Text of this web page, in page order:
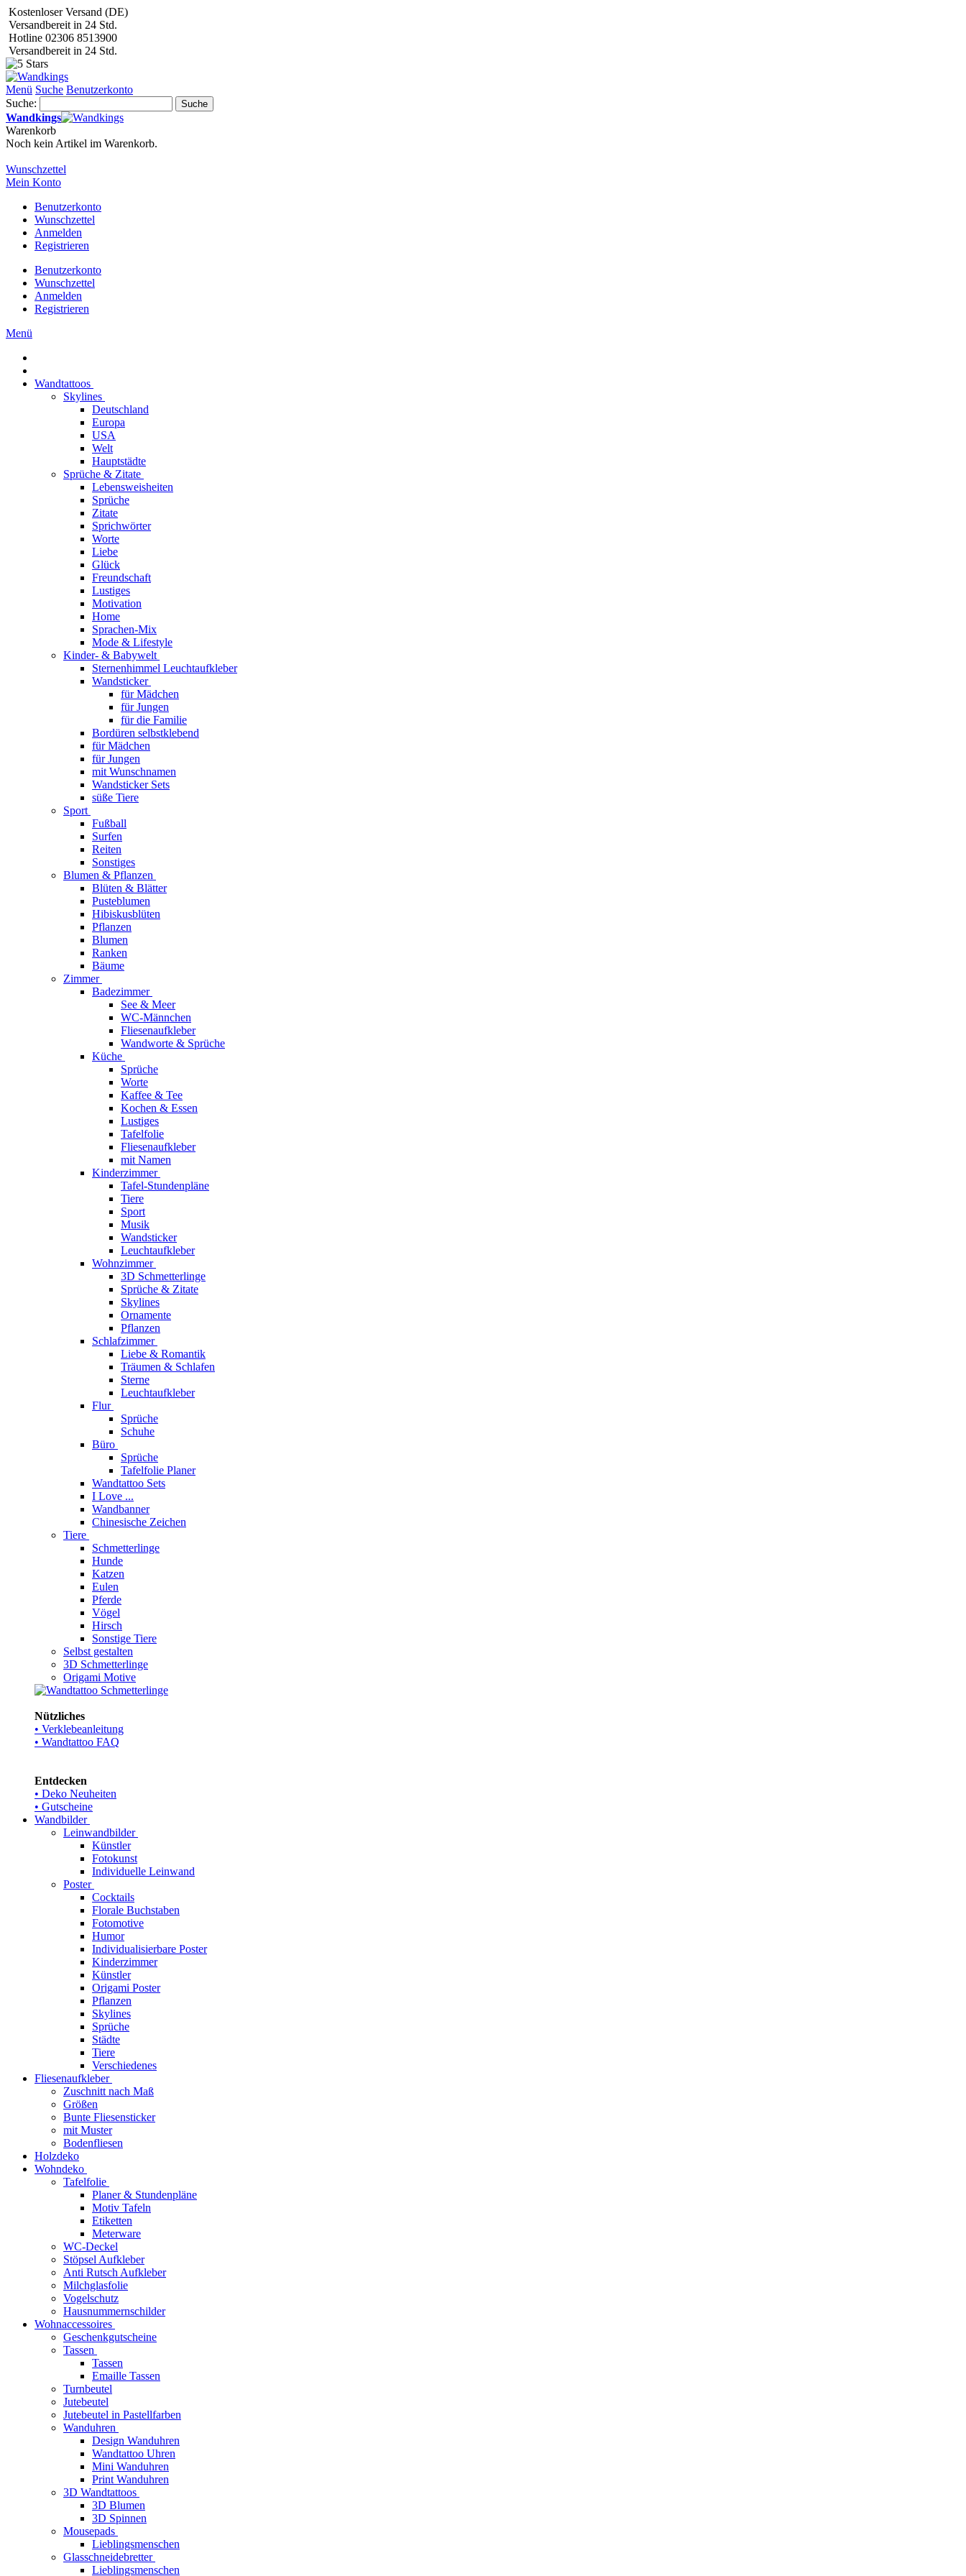
Kostenloser Versand (DE)
Versandbereit in 24 Std.
Hotline 02306 8513900
Versandbereit in 24 Std.
Menü Suche Benutzerkonto
Suche:
Suche
Wandkings
Warenkorb
Noch kein Artikel im Warenkorb.
Wunschzettel
Mein Konto
Benutzerkonto
Wunschzettel
Anmelden
Registrieren
Benutzerkonto
Wunschzettel
Anmelden
Registrieren
Menü
Wandtattoos
Skylines
Deutschland
Europa
USA
Welt
Hauptstädte
Sprüche & Zitate
Lebensweisheiten
Sprüche
Zitate
Sprichwörter
Worte
Liebe
Glück
Freundschaft
Lustiges
Motivation
Home
Sprachen-Mix
Mode & Lifestyle
Kinder- & Babywelt
Sternenhimmel Leuchtaufkleber
Wandsticker
für Mädchen
für Jungen
für die Familie
Bordüren selbstklebend
für Mädchen
für Jungen
mit Wunschnamen
Wandsticker Sets
süße Tiere
Sport
Fußball
Surfen
Reiten
Sonstiges
Blumen & Pflanzen
Blüten & Blätter
Pusteblumen
Hibiskusblüten
Pflanzen
Blumen
Ranken
Bäume
Zimmer
Badezimmer
See & Meer
WC-Männchen
Fliesenaufkleber
Wandworte & Sprüche
Küche
Sprüche
Worte
Kaffee & Tee
Kochen & Essen
Lustiges
Tafelfolie
Fliesenaufkleber
mit Namen
Kinderzimmer
Tafel-Stundenpläne
Tiere
Sport
Musik
Wandsticker
Leuchtaufkleber
Wohnzimmer
3D Schmetterlinge
Sprüche & Zitate
Skylines
Ornamente
Pflanzen
Schlafzimmer
Liebe & Romantik
Träumen & Schlafen
Sterne
Leuchtaufkleber
Flur
Sprüche
Schuhe
Büro
Sprüche
Tafelfolie Planer
Wandtattoo Sets
I Love ...
Wandbanner
Chinesische Zeichen
Tiere
Schmetterlinge
Hunde
Katzen
Eulen
Pferde
Vögel
Hirsch
Sonstige Tiere
Selbst gestalten
3D Schmetterlinge
Origami Motive
Nützliches
• Verklebeanleitung
• Wandtattoo FAQ
Entdecken
• Deko Neuheiten
• Gutscheine
Wandbilder
Leinwandbilder
Künstler
Fotokunst
Individuelle Leinwand
Poster
Cocktails
Florale Buchstaben
Fotomotive
Humor
Individualisierbare Poster
Kinderzimmer
Künstler
Origami Poster
Pflanzen
Skylines
Sprüche
Städte
Tiere
Verschiedenes
Fliesenaufkleber
Zuschnitt nach Maß
Größen
Bunte Fliesensticker
mit Muster
Bodenfliesen
Holzdeko
Wohndeko
Tafelfolie
Planer & Stundenpläne
Motiv Tafeln
Etiketten
Meterware
WC-Deckel
Stöpsel Aufkleber
Anti Rutsch Aufkleber
Milchglasfolie
Vogelschutz
Hausnummernschilder
Wohnaccessoires
Geschenkgutscheine
Tassen
Tassen
Emaille Tassen
Turnbeutel
Jutebeutel
Jutebeutel in Pastellfarben
Wanduhren
Design Wanduhren
Wandtattoo Uhren
Mini Wanduhren
Print Wanduhren
3D Wandtattoos
3D Blumen
3D Spinnen
Mousepads
Lieblingsmenschen
Glasschneidebretter
Lieblingsmenschen